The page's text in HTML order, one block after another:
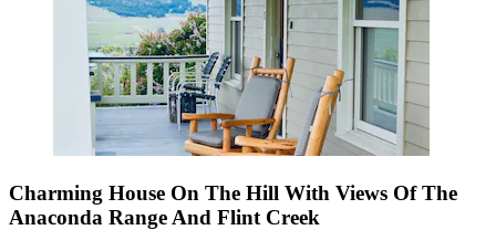
Charming House On The Hill With Views Of The
Anaconda Range And Flint Creek